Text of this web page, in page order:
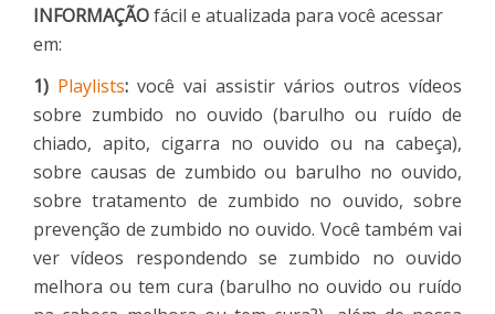
INFORMAÇÃOfácil e atualizada para você acessar
em:
1) Playlists: você vai assistir vários outros vídeos
sobre zumbido no ouvido (barulho ou ruído de
chiado, apito, cigarra no ouvido ou na cabeça),
sobre causas de zumbido ou barulho no ouvido,
sobre tratamento de zumbido no ouvido, sobre
prevenção de zumbido no ouvido. Você também vai
ver vídeos respondendo se zumbido no ouvido
melhora ou tem cura (barulho no ouvido ou ruído